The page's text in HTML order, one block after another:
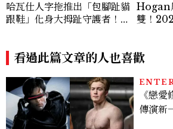
哈瓦仕人字拖推出「包腳趾貓
跟鞋」化身大拇趾守護者！從
Hogan
雙！
看過此篇文章的人也喜歡
《戀
傳演新